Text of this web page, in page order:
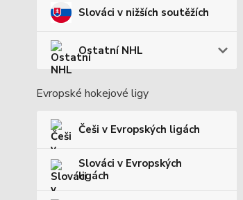
Slováci v nižších soutěžích
Ostatní NHL
Evropské hokejové ligy
Češi v Evropských ligách
Slováci v Evropských
ligách